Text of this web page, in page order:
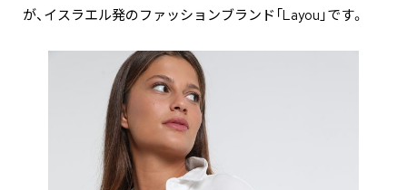
が、イスラエル発のファッションブランド「Layou」です。